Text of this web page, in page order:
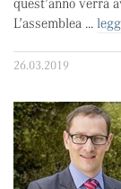
quest’anno verrà
L’assemblea ...
26.03.2019